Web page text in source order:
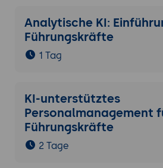
Analytische KI:
Führungskräfte
1 Tag
KI-unterstütztes
Personalmanagement
Führungskräfte
2 Tage